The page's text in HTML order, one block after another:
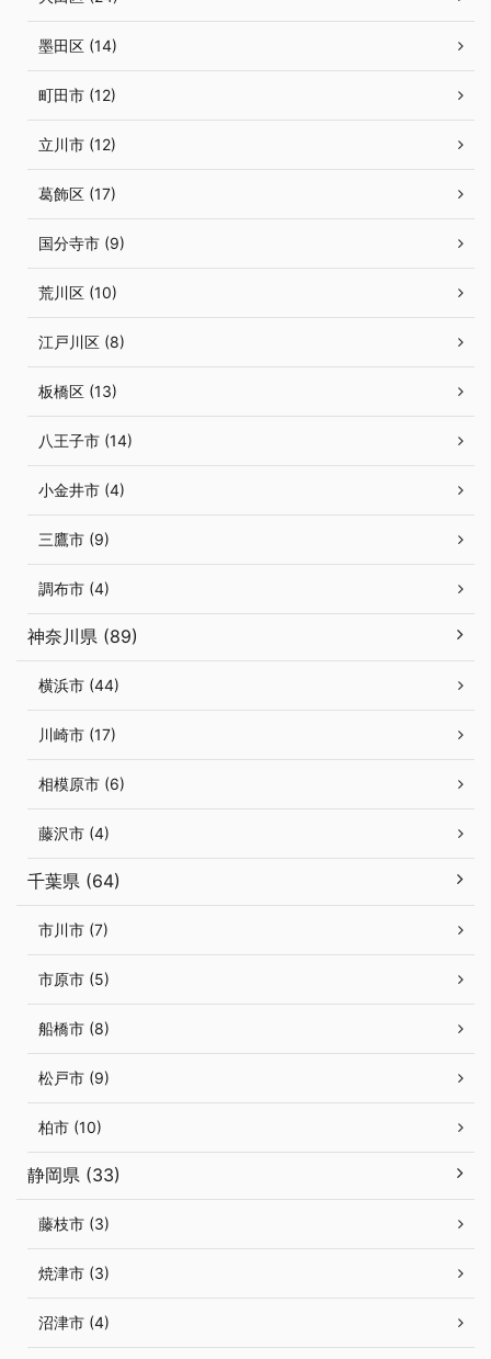
墨田区 (14)
町田市 (12)
立川市 (12)
葛飾区 (17)
国分寺市 (9)
荒川区 (10)
江戸川区 (8)
板橋区 (13)
八王子市 (14)
小金井市 (4)
三鷹市 (9)
調布市 (4)
神奈川県 (89)
横浜市 (44)
川崎市 (17)
相模原市 (6)
藤沢市 (4)
千葉県 (64)
市川市 (7)
市原市 (5)
船橋市 (8)
松戸市 (9)
柏市 (10)
静岡県 (33)
藤枝市 (3)
焼津市 (3)
沼津市 (4)